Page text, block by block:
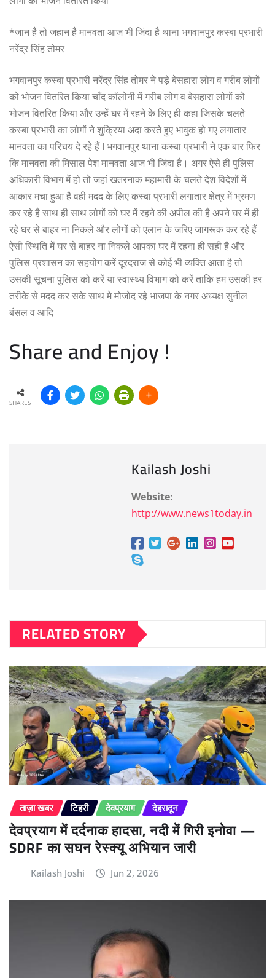
*जान है तो जहान है मानवता आज भी जिंदा है थाना भगवानपुर कस्बा प्रभारी
नरेंद्र सिंह तोमर
भगवानपुर कस्बा प्रभारी नरेंद्र सिंह तोमर ने पड़े बेसहारा लोग व गरीब लोगों
को भोजन वितरित किया चाँद कॉलोनी में गरीब लोग व बेसहारा लोगों को
भोजन वितरित किया और उन्हें घर में रहने के लिए ही कहा जिसके चलते
कस्बा प्रभारी का लोगों ने शुक्रिया अदा करते हुए भावुक हो गए लगातार
मानवता का परिचय दे रहे हैं I भगवानपुर थाना कस्बा प्रभारी ने एक बार फिर
कि मानवता की मिसाल पेश मानवता आज भी जिंदा है। अगर ऐसे ही पुलिस
अधिकारी विभाग में हो तो जहां खतरनाक महामारी के चलते देश विदेशों में
आकार मचा हुआ है वही मदद के लिए कस्बा प्रभारी लगातार क्षेत्र में भ्रमण
कर रहे है साथ ही साथ लोगों को घर में रहने की अपील की है अपने घर में ही
रहे घर से बाहर ना निकले और लोगों को एलान के जरिए जागरूक कर रहे हैं
ऐसी स्थिति में घर से बाहर ना निकले आपका घर में रहना ही सही है और
पुलिस प्रशासन का सहयोग करें दूरदराज से कोई भी व्यक्ति आता है तो
उसकी सूचना पुलिस को करें या स्वास्थ्य विभाग को करें ताकि हम उसकी हर
तरीके से मदद कर सके साथ मे मोजोद रहे भाजपा के नगर अध्यक्ष सुनील
बंसल व आदि
Share and Enjoy !
SHARES
Kailash Joshi
Website:
http://www.news1today.in
RELATED STORY
ताज़ा खबर टिहरी देवप्रयाग देहरादून
देवप्रयाग में दर्दनाक हादसा, नदी में गिरी इनोवा —
SDRF का सघन रेस्क्यू अभियान जारी
Kailash Joshi Jun 2, 2026